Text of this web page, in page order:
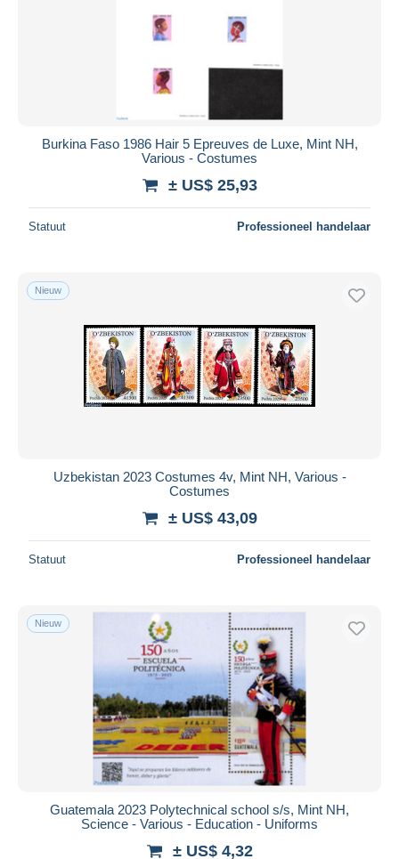
Burkina Faso 1986 Hair 5 Epreuves de Luxe, Mint NH,
Various - Costumes
± US$ 25,93
Statuut Professioneel handelaar
Nieuw
Uzbekistan 2023 Costumes 4v, Mint NH, Various -
Costumes
± US$ 43,09
Statuut Professioneel handelaar
Nieuw
Guatemala 2023 Polytechnical school s/s, Mint NH,
Science - Various - Education - Uniforms
± US$ 4,32